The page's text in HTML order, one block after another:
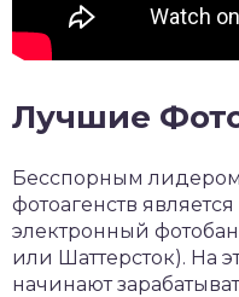
Лучшие
Бесспорным
фотоагенств
электронный
или Шаттерсток). На
начинают